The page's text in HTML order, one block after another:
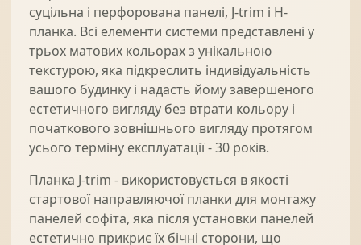
суцільна і перфорована панелі, J-trim і Н-
планка. Всі елементи системи представлені у
трьох матових кольорах з унікальною
текстурою, яка підкреслить індивідуальність
вашого будинку і надасть йому завершеного
естетичного вигляду без втрати кольору і
початкового зовнішнього вигляду протягом
усього терміну експлуатації - 30 років.
Планка J-trim - використовується в якості
стартової направляючої планки для монтажу
панелей софіта, яка після установки панелей
естетично прикриє їх бічні сторони, що